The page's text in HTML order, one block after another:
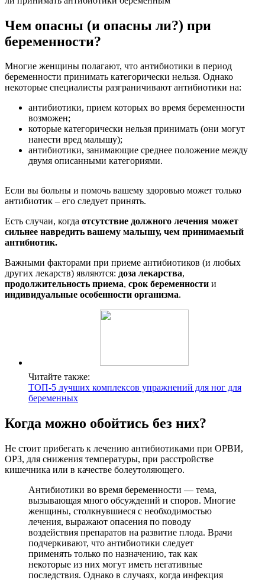
Чем опасны (и опасны ли?) при
беременности?
Многие женщины полагают, что антибиотики в период
беременности принимать категорически нельзя. Однако
некоторые специалисты разграничивают антибиотики на:
антибиотики, прием которых во время беременности
возможен;
которые категорически нельзя принимать (они могут
нанести вред малышу);
антибиотики, занимающие среднее положение между
двумя описанными категориями.
Если вы больны и помочь вашему здоровью может только
антибиотик – его следует принять.
Есть случаи, когда отсутствие должного лечения может
сильнее навредить вашему малышу, чем принимаемый
антибиотик.
Важными факторами при приеме антибиотиков (и любых
других лекарств) являются: доза лекарства,
продолжительность приема, срок беременности и
индивидуальные особенности организма.
Читайте также:
ТОП-5 лучших комплексов упражнений для ног для
беременных
Когда можно обойтись без них?
Не стоит прибегать к лечению антибиотиками при ОРВИ,
ОРЗ, для снижения температуры, при расстройстве
кишечника или в качестве болеутоляющего.
Антибиотики во время беременности — тема,
вызывающая много обсуждений и споров. Многие
женщины, столкнувшиеся с необходимостью
лечения, выражают опасения по поводу
воздействия препаратов на развитие плода. Врачи
подчеркивают, что антибиотики следует
применять только по назначению, так как
некоторые из них могут иметь негативные
последствия. Однако в случаях, когда инфекция